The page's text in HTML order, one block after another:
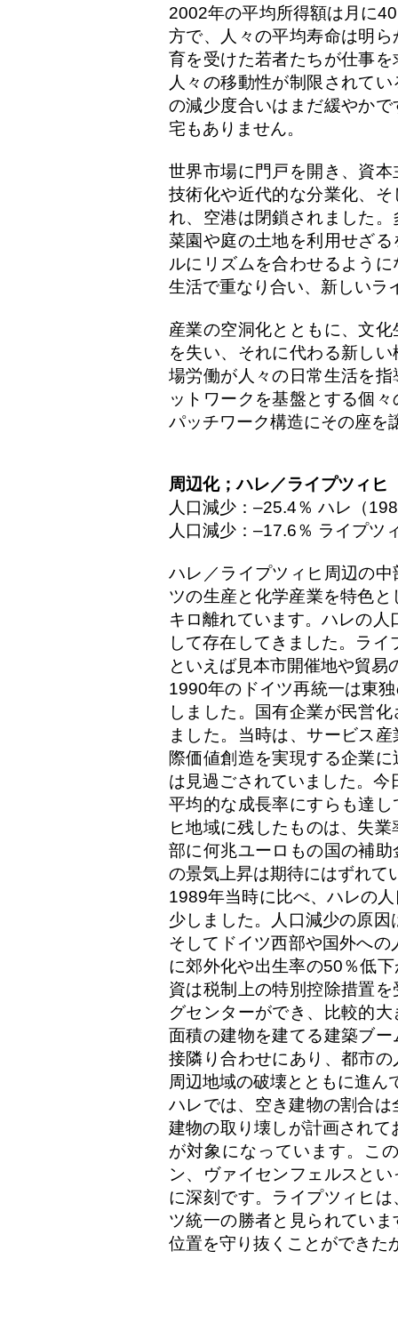
2002年の平均所得額は月に
方で、人々の平均寿命は明
育を受けた若者たちが仕事
人々の移動性が制限されて
の減少度合いはまだ緩やか
宅もありません。
世界市場に門戸を開き、資
技術化や近代的な分業化、
れ、空港は閉鎖されました
菜園や庭の土地を利用せざ
ルにリズムを合わせるよう
生活で重なり合い、新しいラ
産業の空洞化とともに、文
を失い、それに代わる新し
場労働が人々の日常生活を
ットワークを基盤とする個
パッチワーク構造にその座を
周辺化；ハレ／ライプツィヒ
人口減少：–25.4％ ハレ（
人口減少：–17.6％ ライプツ
ハレ／ライプツィヒ周辺の
ツの生産と化学産業を特色
キロ離れています。ハレの
して存在してきました。ラ
といえば見本市開催地や貿易
1990年のドイツ再統一は東
しました。国有企業が民営
ました。当時は、サービス
際価値創造を実現する企業
は見過ごされていました。
平均的な成長率にすらも達
ヒ地域に残したものは、失
部に何兆ユーロもの国の補
の景気上昇は期待にはずれて
1989年当時に比べ、ハレの
少しました。人口減少の原
そしてドイツ西部や国外へ
に郊外化や出生率の50％低
資は税制上の特別控除措置
グセンターができ、比較的
面積の建物を建てる建築ブ
接隣り合わせにあり、都市
周辺地域の破壊とともに進ん
ハレでは、空き建物の割合
建物の取り壊しが計画され
が対象になっています。こ
ン、ヴァイセンフェルスと
に深刻です。ライプツィヒ
ツ統一の勝者と見られてい
位置を守り抜くことができた